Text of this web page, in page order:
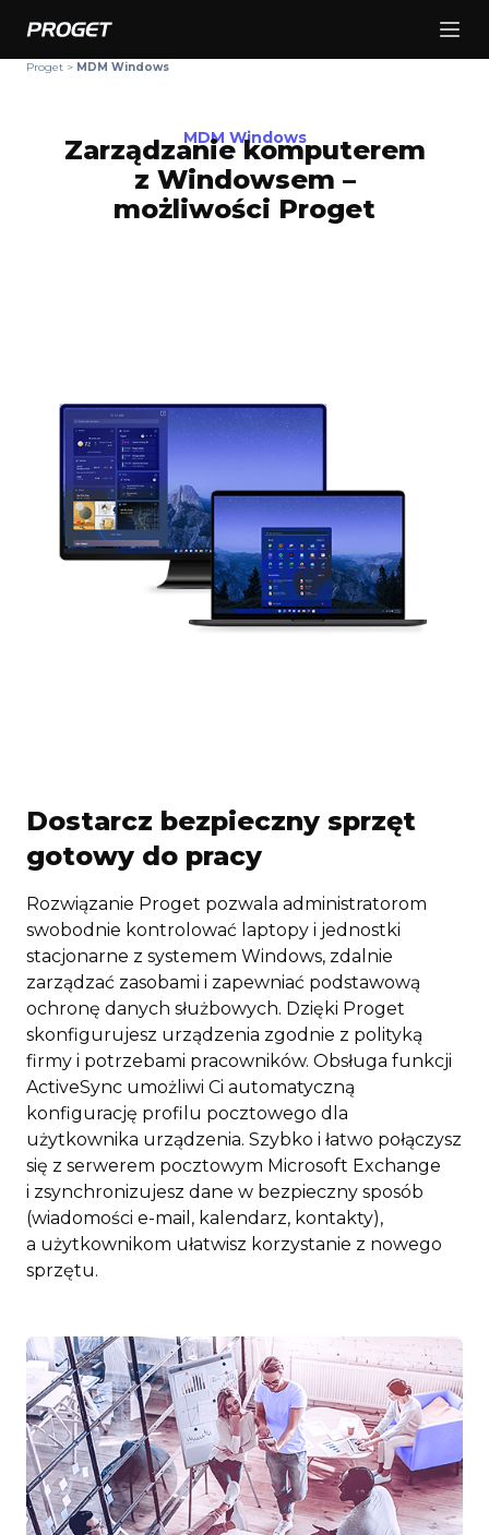
Proget > MDM Windows
MDM Windows
Zarządzanie komputerem
z Windowsem –
możliwości Proget
Dostarcz bezpieczny sprzęt
gotowy do pracy
Rozwiązanie Proget pozwala administratorom
swobodnie kontrolować laptopy i jednostki
stacjonarne z systemem Windows, zdalnie
zarządzać zasobami i zapewniać podstawową
ochronę danych służbowych. Dzięki Proget
skonfigurujesz urządzenia zgodnie z polityką
firmy i potrzebami pracowników. Obsługa funkcji
ActiveSync umożliwi Ci automatyczną
konfigurację profilu pocztowego dla
użytkownika urządzenia. Szybko i łatwo połączysz
się z serwerem pocztowym Microsoft Exchange
i zsynchronizujesz dane w bezpieczny sposób
(wiadomości e-mail, kalendarz, kontakty),
a użytkownikom ułatwisz korzystanie z nowego
sprzętu.